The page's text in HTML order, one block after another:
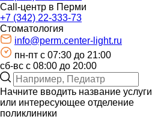
Call-центр в Перми
+7 (342) 22-333-73
Стоматология
info@perm.center-light.ru
пн-пт c 07:30 до 21:00
сб-вс с 08:00 до 20:00
Начните вводить название услуги
или интересующее отделение
поликлиники